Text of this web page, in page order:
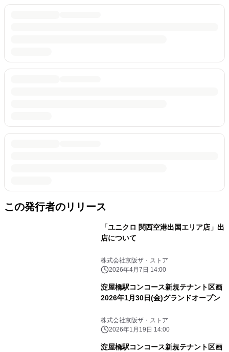
この発行者のリリース
「ユニクロ 関西空港出国エリア店」出
店について
株式会社京阪ザ・ストア
2026年4月7日 14:00
淀屋橋駅コンコース新規テナント区画
2026年1月30日(金)グランドオープン
株式会社京阪ザ・ストア
2026年1月19日 14:00
淀屋橋駅コンコース新規テナント区画